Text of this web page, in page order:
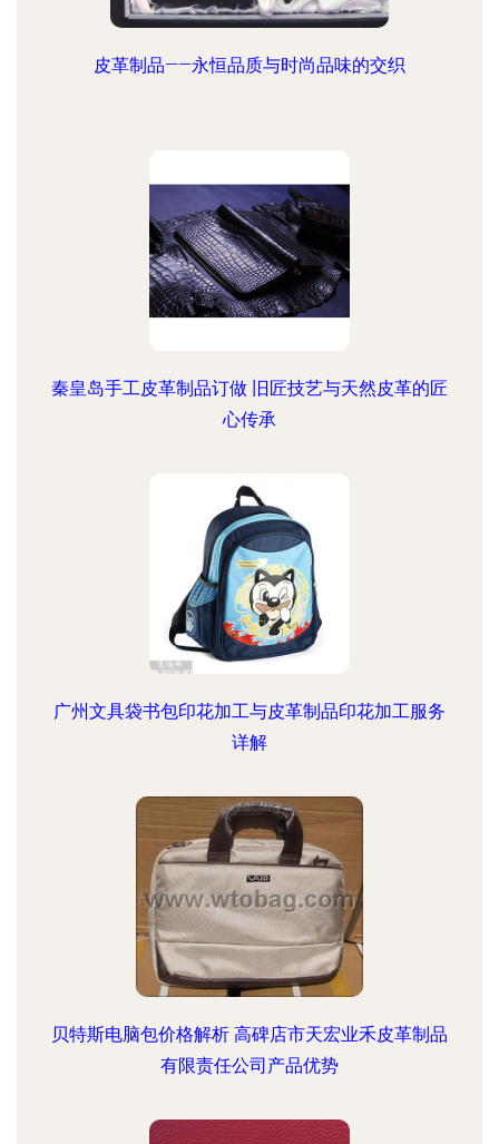
皮革制品——永恒品质与时尚品味的交织
秦皇岛手工皮革制品订做 旧匠技艺与天然皮革的匠
心传承
广州文具袋书包印花加工与皮革制品印花加工服务
详解
贝特斯电脑包价格解析 高碑店市天宏业禾皮革制品
有限责任公司产品优势